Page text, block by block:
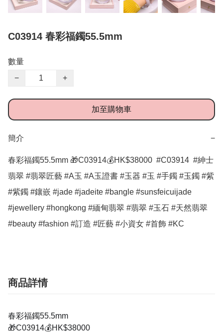
C03914 春彩福鐲55.5mm
數量
−
+
加至購物車
簡介 −
春彩福鐲55.5mm 🎁C03914💰HK$38000  #C03914  #紳士
翡翠 #翡翠匠藝 #A玉 #A玉證書 #玉器 #玉 #手鐲 #玉鐲 #紫
#紫鐲 #鑲嵌 #jade #jadeite #bangle #sunsfeicuijade
#jewellery #hongkong #緬甸翡翠 #翡翠 #玉石 #天然翡翠
#beauty #fashion #訂造 #匠藝 #小資女 #首飾 #KC
商品詳情
春彩福鐲55.5mm
🎁C03914💰HK$38000